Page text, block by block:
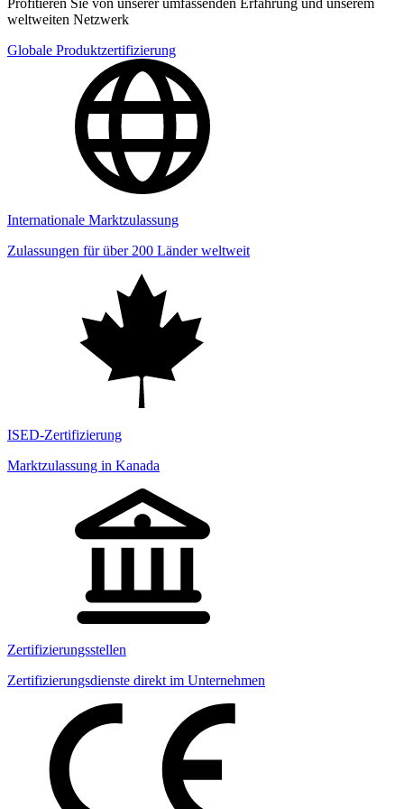
Profitieren Sie von unserer umfassenden Erfahrung und unserem
weltweiten Netzwerk
Globale Produktzertifizierung
Internationale Marktzulassung
Zulassungen für über 200 Länder weltweit
ISED-Zertifizierung
Marktzulassung in Kanada
Zertifizierungsstellen
Zertifizierungsdienste direkt im Unternehmen